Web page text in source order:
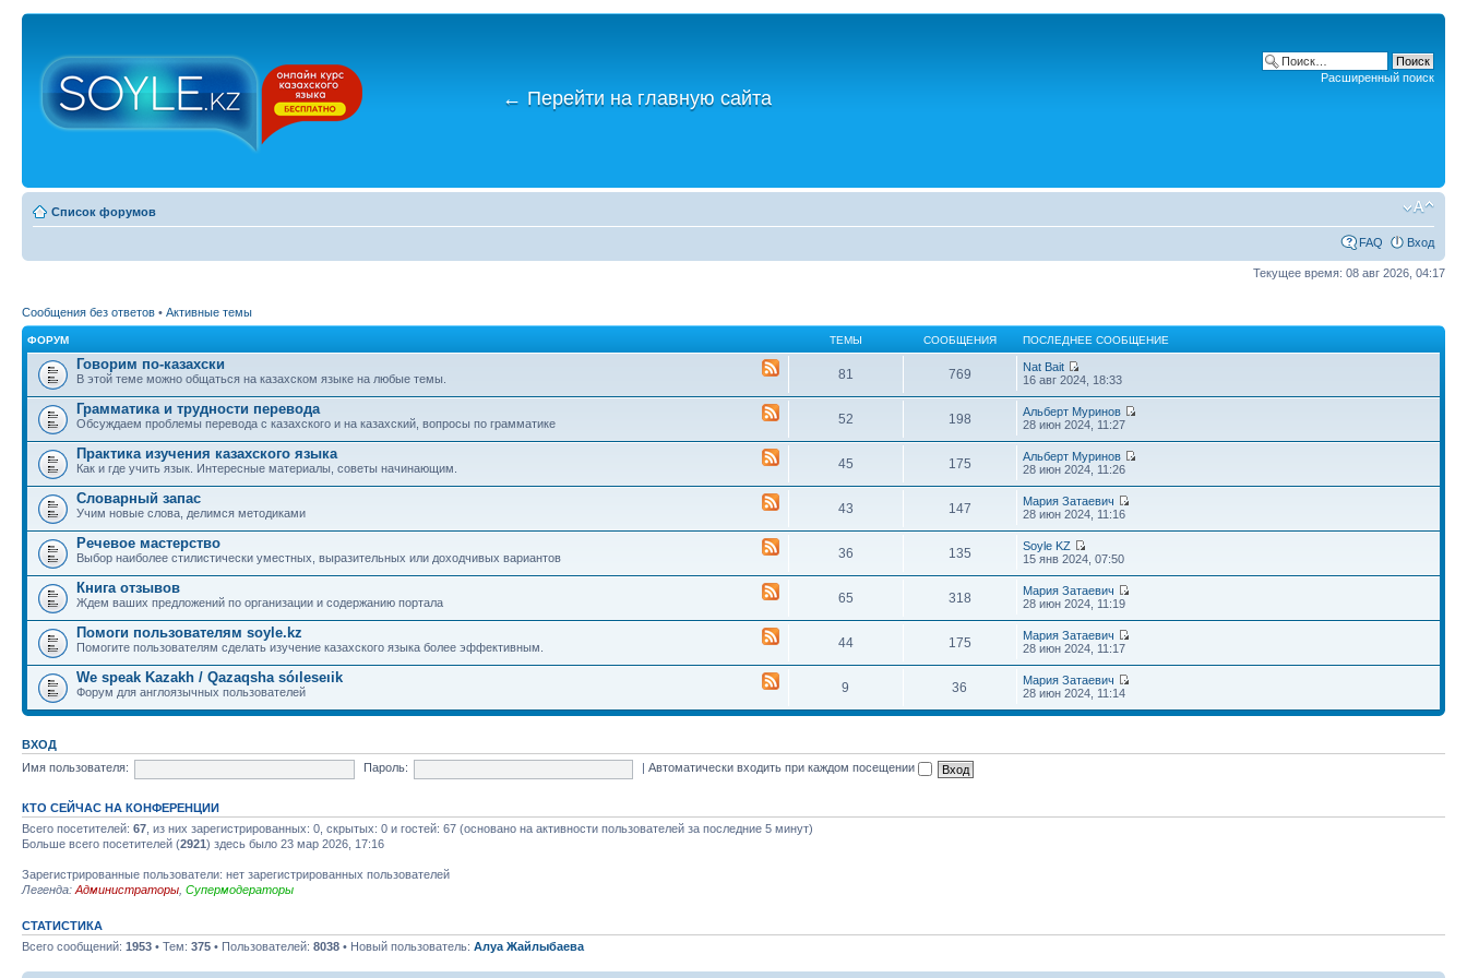
← Перейти на главную сайта
Расширенный поиск
Список форумов
FAQ Вход
Текущее время: 08 авг 2026, 04:17
Сообщения без ответов • Активные темы
ФОРУМ ТЕМЫ СООБЩЕНИЯ ПОСЛЕДНЕЕ СООБЩЕНИЕ
Говорим по-казахски
В этой теме можно общаться на казахском языке на любые темы. 81 769
Nat Bait
16 авг 2024, 18:33
Грамматика и трудности перевода
Обсуждаем проблемы перевода с казахского и на казахский, вопросы по грамматике 52 198
Альберт Муринов
28 июн 2024, 11:27
Практика изучения казахского языка
Как и где учить язык. Интересные материалы, советы начинающим. 45 175
Альберт Муринов
28 июн 2024, 11:26
Словарный запас
Учим новые слова, делимся методиками 43 147
Мария Затаевич
28 июн 2024, 11:16
Речевое мастерство
Выбор наиболее стилистически уместных, выразительных или доходчивых вариантов 36 135
Soyle KZ
15 янв 2024, 07:50
Книга отзывов
Ждем ваших предложений по организации и содержанию портала 65 318
Мария Затаевич
28 июн 2024, 11:19
Помоги пользователям soyle.kz
Помогите пользователям сделать изучение казахского языка более эффективным. 44 175
Мария Затаевич
28 июн 2024, 11:17
We speak Kazakh / Qazaqsha sóıleseıik
Форум для англоязычных пользователей 9 36
Мария Затаевич
28 июн 2024, 11:14
ВХОД
Имя пользователя:
Пароль: |Автоматически входить при каждом посещении
КТО СЕЙЧАС НА КОНФЕРЕНЦИИ
Всего посетителей: 67 , из них зарегистрированных: 0, скрытых: 0 и гостей: 67 (основано на активности пользователей за последние 5 минут)
Больше всего посетителей (2921) здесь было 23 мар 2026, 17:16
Зарегистрированные пользователи: нет зарегистрированных пользователей
Легенда: Администраторы Супермодераторы
СТАТИСТИКА
Всего сообщений: 1953 • Тем: 375 • Пользователей: 8038 • Новый пользователь: Алуа Жайлыбаева